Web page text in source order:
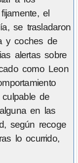
el
se trasladaron
y coches de
alertas sobre
como Leon
de
en las
según recoge
lo ocurrido,